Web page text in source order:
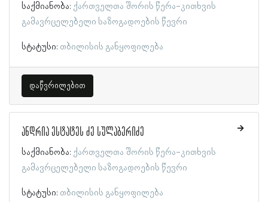
საქმიანობა: ქართველთა შორის წერა-კითხვის
გამავრცელებელი საზოგადოების წევრი
სტატუსი: თბილისის განყოფილება
დაწვრილებით
ანდრია ესტატეს ძე სულაბერიძე
საქმიანობა: ქართველთა შორის წერა-კითხვის
გამავრცელებელი საზოგადოების წევრი
სტატუსი: თბილისის განყოფილება